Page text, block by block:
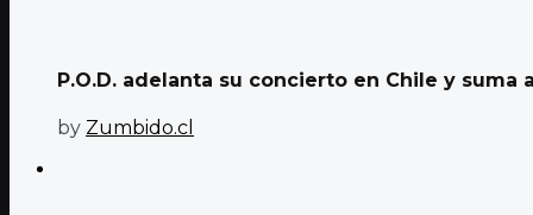
P.O.D. adelanta su concierto en Chile y suma
by Zumbido.cl